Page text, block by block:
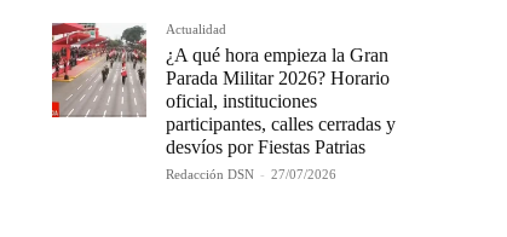
Actualidad
¿A qué hora empieza la Gran
Parada Militar 2026? Horario
oficial, instituciones
participantes, calles cerradas y
desvíos por Fiestas Patrias
Redacción DSN - 27/07/2026